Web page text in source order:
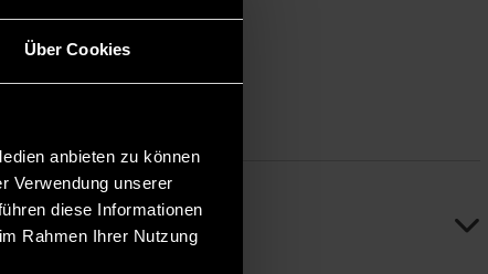
Über Cookies
anbieten zu können
Verwendung unserer
diese Informationen
Rahmen Ihrer Nutzung